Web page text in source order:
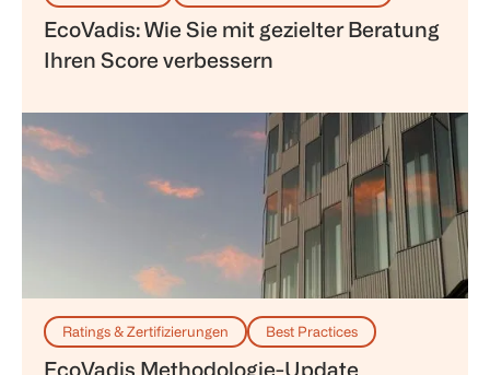
EcoVadis: Wie Sie mit gezielter Beratung
Ihren Score verbessern
Ratings & Zertifizierungen Best Practices
EcoVadis Methodologie-Update